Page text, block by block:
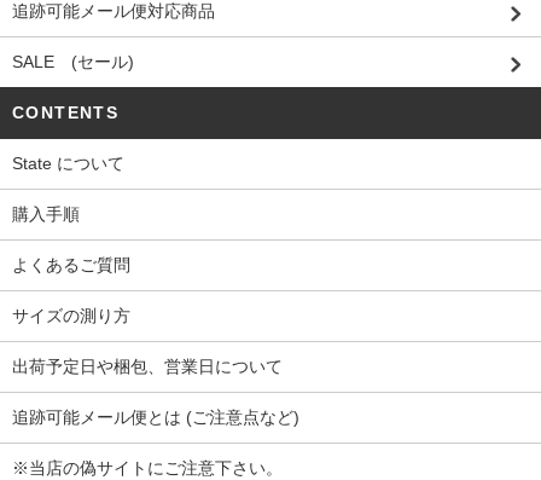
追跡可能メール便対応商品
SALE (セール)
CONTENTS
State について
購入手順
よくあるご質問
サイズの測り方
出荷予定日や梱包、営業日について
追跡可能メール便とは (ご注意点など)
※当店の偽サイトにご注意下さい。